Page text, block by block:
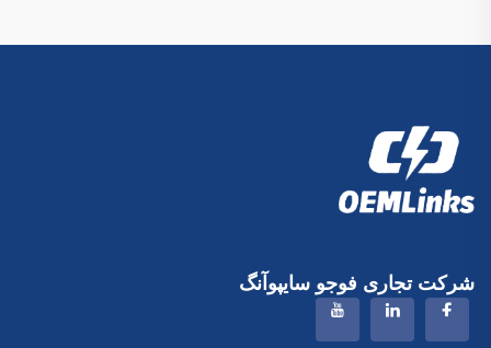
شرکت تجاری فوجو سایپوآنگ